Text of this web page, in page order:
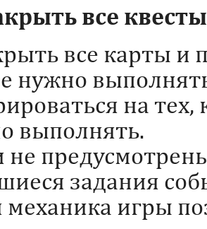
все
все карты и
нужно
на
выполнять.
не
задания
механика игры